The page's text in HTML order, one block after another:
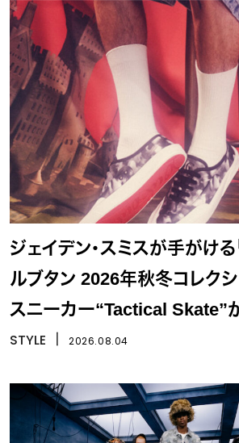
ジェイデン・スミスが手がける
ルブタン 2026年秋冬コレクシ
スニーカー“Tactical Skate”
STYLE 2026.08.04